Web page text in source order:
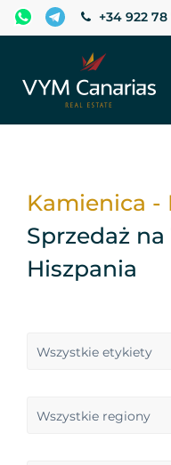
+34 922 78
Kamienica -
Sprzedaż
Hiszpania
Wszystkie etykiety
Wszystkie regiony